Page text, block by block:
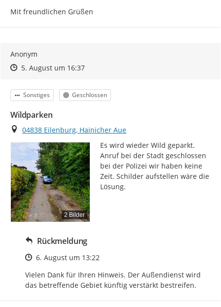
Mit freundlichen Grüßen
Anonym
Zeitpunkt des Erstellens
Zeitpunkt des Erstellens
5. August um 16:37Zur Äußerung
Kategorie
Sonstiges Status
Geschlossen
Wildparken
Ort
04838 Eilenburg, Hainicher Aue
2 Bilder
Es wird wieder Wild geparkt.
Anruf bei der Stadt geschlossen
bei der Polizei wir haben keine
Zeit. Schilder aufstellen wäre die
Lösung.
Rückmeldung
Zeitpunkt des Erstellens
6. August um 13:22
Vielen Dank für Ihren Hinweis. Der Außendienst wird
das betreffende Gebiet künftig verstärkt bestreifen.